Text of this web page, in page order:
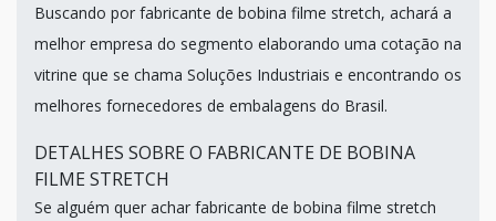
Buscando por fabricante de bobina filme stretch, achará a
melhor empresa do segmento elaborando uma cotação na
vitrine que se chama Soluções Industriais e encontrando os
melhores fornecedores de embalagens do Brasil.
DETALHES SOBRE O FABRICANTE DE BOBINA
FILME STRETCH
Se alguém quer achar fabricante de bobina filme stretch